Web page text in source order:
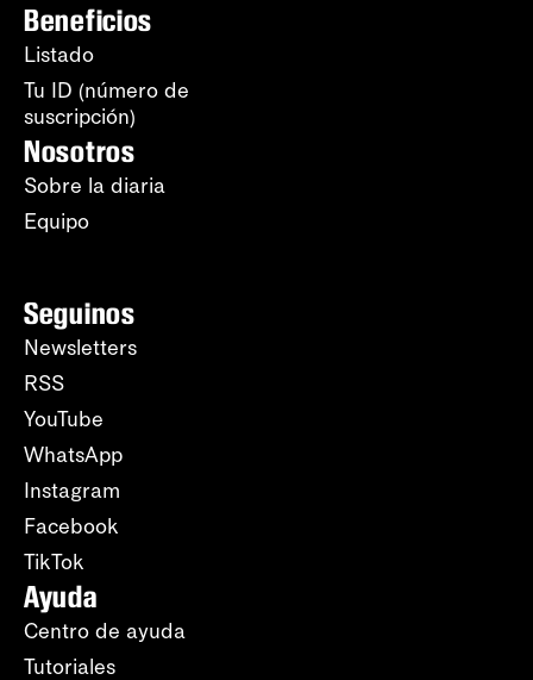
Beneficios
Listado
Tu ID (número de
suscripción)
Nosotros
Sobre la diaria
Equipo
Seguinos
Newsletters
RSS
YouTube
WhatsApp
Instagram
Facebook
TikTok
Ayuda
Centro de ayuda
Tutoriales